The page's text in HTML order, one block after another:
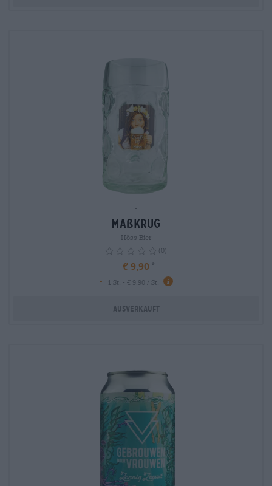
-
Maßkrug
Höss Bier
(0)
€ 9,90
-
1 St. - € 9,90 / St. info
Ausverkauft